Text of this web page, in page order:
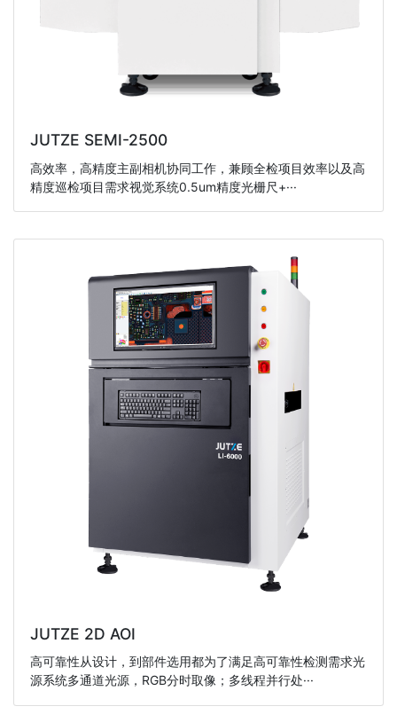
JUTZE SEMI-2500
高效率，高精度主副相机协同工作，兼顾全检项目效率以及高
精度巡检项目需求视觉系统0.5um精度光栅尺+···
JUTZE 2D AOI
高可靠性从设计，到部件选用都为了满足高可靠性检测需求光
源系统多通道光源，RGB分时取像；多线程并行处···